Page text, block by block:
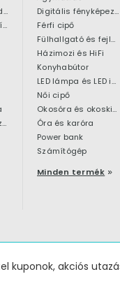
Bútor és lakberendezés
Ékszer és kiegészítő
Szépség és egészség
Digitális fényképezőgép
Férfi cipő
Fülhallgató és fejlhallgató
Házimozi és HiFi
Konyhabútor
LED lámpa és LED izzó
Női cipő
Okosóra és okoskiegészítő
Óra és karóra
Power bank
Számítógép
Minden termék
kuponok, akciós